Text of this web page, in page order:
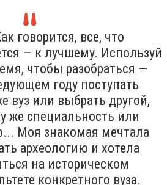
говорится, все, что
— к лучшему. Используй
чтобы разобраться —
году поступать
вуз или выбрать другой,
же специальность или
Моя знакомая мечтала
археологию и хотела
на историческом
конкретного вуза.